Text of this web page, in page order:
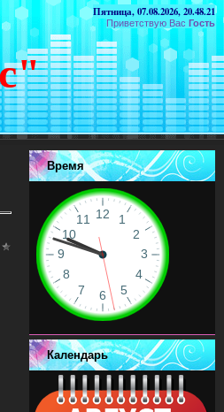
Пятница, 07.08.2026, 20.48.21
Приветствую Вас Гость
Время
Календарь